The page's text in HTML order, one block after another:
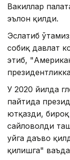
Вакиллар
эълон қилди.
Эслатиб
собиқ давлат
этиб,
У 2020 йилда
пайтида
ютқазди,
сайловолди
уйга даъво
қилишга"